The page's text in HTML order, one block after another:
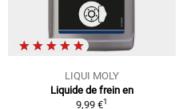
LIQUI MOLY
Liquide de frein en
9,99 €1